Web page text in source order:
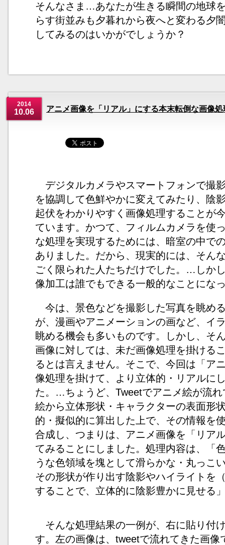
そんなさま…あなたが生きる瞬間の地球
らす街並みも夕暮れから夜へと変わる夕
してみるのはいかがでしょうか？
2014
10.06 アニメ画像を「リアル」にする本末転倒な画像
デジタルカメラやスマートフォンで撮
を協調して色鮮やかに変えてみたり、陰
起伏をわかりやすく画像処理することが
ています。かつて、フィルムカメラを使
な処理を実現するためには、暗室の中で
ありました。だから、現実的には、そん
ごく限られた人たちだけでした。…しか
像加工は誰でもできる一般的なことにな
今は、景色などを撮影した写真を眺め
が、漫画やアニメーションの画など、イ
眺める機会も多いものです。しかし、そ
画像に対しては、未だ画像処理を掛ける
るとは言えません。そこで、今回は「ア
像処理を掛けて、より立体的・リアルに
た。…ちょうど、Tweetでアニメ絵が流
絵から立体形状・キャラクターの表面形
的・擬似的に算出した上で、その情報を
合成し、つまりは、アニメ画像を「リア
てみることにしました。処理内容は、「
うな色領域を塊として滑らかな・丸っこ
その形状が作り出す陰影やハイライトを
することで、立体的に陰影豊かに見せる
そんな処理結果の一例が、右に貼り付
す。左の画像は、tweetで流れてきた画像